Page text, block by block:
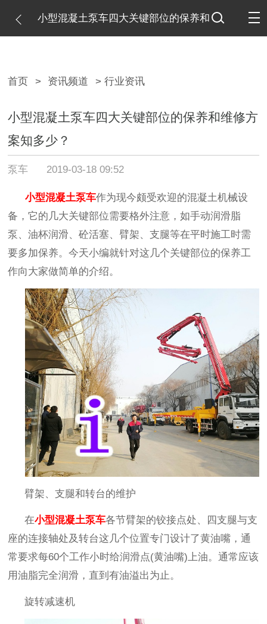
小型混凝土泵车四大关键部位的保养和
首页 > 资讯频道 > 行业资讯
小型混凝土泵车四大关键部位的保养和维修方
案知多少？
泵车 2019-03-18 09:52
小型混凝土泵车作为现今颇受欢迎的混凝土机械设
备，它的几大关键部位需要格外注意，如手动润滑脂
泵、油杯润滑、砼活塞、臂架、支腿等在平时施工时需
要多加保养。今天小编就针对这几个关键部位的保养工
作向大家做简单的介绍。
臂架、支腿和转台的维护
在小型混凝土泵车各节臂架的铰接点处、四支腿与支
座的连接轴处及转台这几个位置专门设计了黄油嘴，通
常要求每60个工作小时给润滑点(黄油嘴)上油。通常应该
用油脂完全润滑，直到有油溢出为止。
旋转减速机